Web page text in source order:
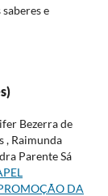
e
Bezerra de
, Raimunda
Parente Sá
DA